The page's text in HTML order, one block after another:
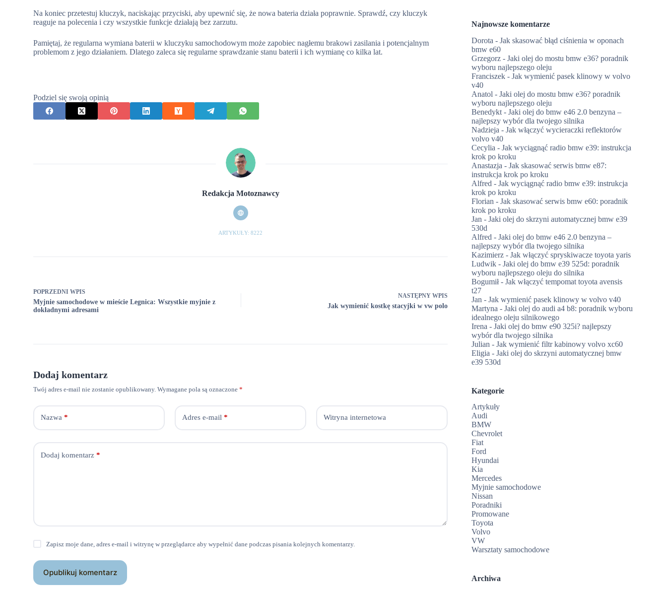
Na koniec przetestuj kluczyk, naciskając przyciski, aby upewnić się, że nowa bateria działa poprawnie. Sprawdź, czy kluczyk
reaguje na polecenia i czy wszystkie funkcje działają bez zarzutu.
Pamiętaj, że regularna wymiana baterii w kluczyku samochodowym może zapobiec nagłemu brakowi zasilania i potencjalnym
problemom z jego działaniem. Dlatego zaleca się regularne sprawdzanie stanu baterii i ich wymianę co kilka lat.
Podziel się swoją opinią
Redakcja Motoznawcy
ARTYKUŁY: 8222
POPRZEDNIWPIS
Myjnie samochodowe w mieście Legnica: Wszystkie myjnie z
dokładnymi adresami
NASTĘPNY WPIS
Jak wymienić kostkę stacyjki w vw polo
Dodaj komentarz
Twój adres e-mail nie zostanie opublikowany. Wymagane pola są oznaczone*
Nazwa * Adres e-mail * Witryna internetowa
Dodaj komentarz *
Zapisz moje dane, adres e-mail i witrynę w przeglądarce aby wypełnić dane podczas pisania kolejnych komentarzy.
Opublikuj komentarz
Najnowsze komentarze
Dorota -Jak skasować błąd ciśnienia w oponach
bmw e60
Grzegorz -Jaki olej do mostu bmw e36? poradnik
wyboru najlepszego oleju
Franciszek -Jak wymienić pasek klinowy w volvo
v40
Anatol -Jaki olej do mostu bmw e36? poradnik
wyboru najlepszego oleju
Benedykt -Jaki olej do bmw e46 2.0 benzyna –
najlepszy wybór dla twojego silnika
Nadzieja -Jak włączyć wycieraczki reflektorów
volvo v40
Cecylia -Jak wyciągnąć radio bmw e39: instrukcja
krok po kroku
Anastazja -Jak skasować serwis bmw e87:
instrukcja krok po kroku
Alfred -Jak wyciągnąć radio bmw e39: instrukcja
krok po kroku
Florian -Jak skasować serwis bmw e60: poradnik
krok po kroku
Jan -Jaki olej do skrzyni automatycznej bmw e39
530d
Alfred -Jaki olej do bmw e46 2.0 benzyna –
najlepszy wybór dla twojego silnika
Kazimierz -Jak włączyć spryskiwacze toyota yaris
Ludwik -Jaki olej do bmw e39 525d: poradnik
wyboru najlepszego oleju do silnika
Bogumił-Jak włączyć tempomat toyota avensis
t27
Jan -Jak wymienić pasek klinowy w volvo v40
Martyna -Jaki olej do audi a4 b8: poradnik wyboru
idealnego oleju silnikowego
Irena -Jaki olej do bmw e90 325i? najlepszy
wybór dla twojego silnika
Julian -Jak wymienić filtr kabinowy volvo xc60
Eligia -Jaki olej do skrzyni automatycznej bmw
e39 530d
Kategorie
Artykuły
Audi
BMW
Chevrolet
Fiat
Ford
Hyundai
Kia
Mercedes
Myjnie samochodowe
Nissan
Poradniki
Promowane
Toyota
Volvo
VW
Warsztaty samochodowe
Archiwa